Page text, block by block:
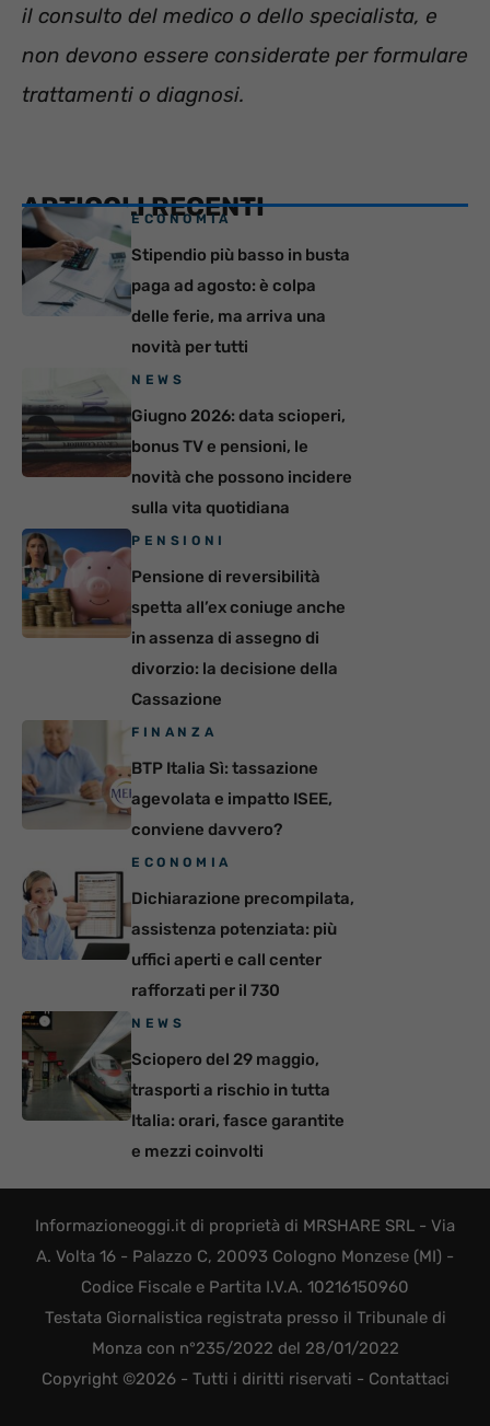
il consulto del medico o dello specialista, e
non devono essere considerate per formulare
trattamenti o diagnosi.
ARTICOLI RECENTI
ECONOMIA
Stipendio più basso in busta
paga ad agosto: è colpa
delle ferie, ma arriva una
novità per tutti
NEWS
Giugno 2026: data scioperi,
bonus TV e pensioni, le
novità che possono incidere
sulla vita quotidiana
PENSIONI
Pensione di reversibilità
spetta all’ex coniuge anche
in assenza di assegno di
divorzio: la decisione della
Cassazione
FINANZA
BTP Italia Sì: tassazione
agevolata e impatto ISEE,
conviene davvero?
ECONOMIA
Dichiarazione precompilata,
assistenza potenziata: più
uffici aperti e call center
rafforzati per il 730
NEWS
Sciopero del 29 maggio,
trasporti a rischio in tutta
Italia: orari, fasce garantite
e mezzi coinvolti
Informazioneoggi.it di proprietà di MRSHARE SRL - Via
A. Volta 16 - Palazzo C, 20093 Cologno Monzese (MI) -
Codice Fiscale e Partita I.V.A. 10216150960
Testata Giornalistica registrata presso il Tribunale di
Monza con n°235/2022 del 28/01/2022
Copyright ©2026 - Tutti i diritti riservati - Contattaci